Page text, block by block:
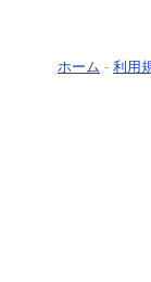
ホーム - 利用